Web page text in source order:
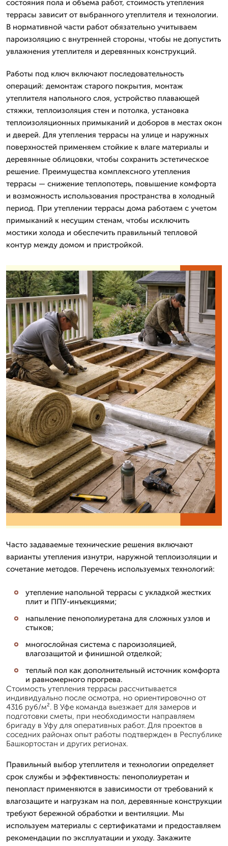
состояния пола и объема работ, стоимость утепления
террасы зависит от выбранного утеплителя и технологии.
В нормативной части работ обязательно учитываем
пароизоляцию с внутренней стороны, чтобы не допустить
увлажнения утеплителя и деревянных конструкций.
Работы под ключ включают последовательность
операций: демонтаж старого покрытия, монтаж
утеплителя напольного слоя, устройство плавающей
стяжки, теплоизоляция стен и потолка, установка
теплоизоляционных примыканий и доборов в местах окон
и дверей. Для утепления террасы на улице и наружных
поверхностей применяем стойкие к влаге материалы и
деревянные облицовки, чтобы сохранить эстетическое
решение. Преимущества комплексного утепления
террасы — снижение теплопотерь, повышение комфорта
и возможность использования пространства в холодный
период. При утеплении террасы дома работаем с учетом
примыканий к несущим стенам, чтобы исключить
мостики холода и обеспечить правильный тепловой
контур между домом и пристройкой.
Часто задаваемые технические решения включают
варианты утепления изнутри, наружной теплоизоляции и
сочетание методов. Перечень используемых технологий:
утепление напольной террасы с укладкой жестких
плит и ППУ-инъекциями;
напыление пенополиуретана для сложных узлов и
стыков;
многослойная система с пароизоляцией,
влагозащитой и финишной отделкой;
теплый пол как дополнительный источник комфорта
и равномерного прогрева.
Стоимость утепления террасы рассчитывается
индивидуально после осмотра, но ориентировочно от
4316 руб/м². В Уфе команда выезжает для замеров и
подготовки сметы, при необходимости направляем
бригаду в Уфу для оперативных работ. Для проектов в
соседних районах опыт работы подтвержден в Республике
Башкортостан и других регионах.
Правильный выбор утеплителя и технологии определяет
срок службы и эффективность: пенополиуретан и
пенопласт применяются в зависимости от требований к
влагозащите и нагрузкам на пол, деревянные конструкции
требуют бережной обработки и вентиляции. Мы
используем материалы с сертификатами и предоставляем
рекомендации по эксплуатации и уходу. Закажите